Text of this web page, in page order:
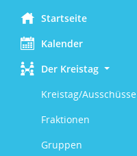
Startseite
Kalender
Der Kreistag
Kreistag/Ausschüsse
Fraktionen
Gruppen